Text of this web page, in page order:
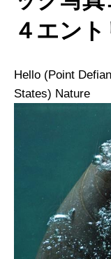
４エン
Hello (Point
States) Nature